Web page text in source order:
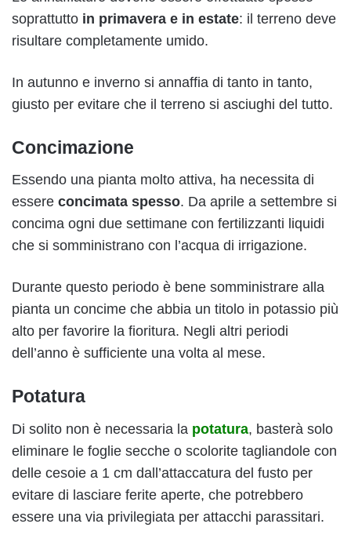
soprattutto in primavera e in estate: il terreno deve
risultare completamente umido.
In autunno e inverno si annaffia di tanto in tanto,
giusto per evitare che il terreno si asciughi del tutto.
Concimazione
Essendo una pianta molto attiva, ha necessita di
essere concimata spesso. Da aprile a settembre si
concima ogni due settimane con fertilizzanti liquidi
che si somministrano con l’acqua di irrigazione.
Durante questo periodo è bene somministrare alla
pianta un concime che abbia un titolo in potassio più
alto per favorire la fioritura. Negli altri periodi
dell’anno è sufficiente una volta al mese.
Potatura
Di solito non è necessaria la potatura, basterà solo
eliminare le foglie secche o scolorite tagliandole con
delle cesoie a 1 cm dall’attaccatura del fusto per
evitare di lasciare ferite aperte, che potrebbero
essere una via privilegiata per attacchi parassitari.